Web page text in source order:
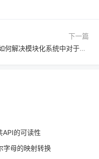
下一篇
如何解决模块化系统中对于静态内部类变量访问的特殊权限配置
的可读性
字母的映射转换